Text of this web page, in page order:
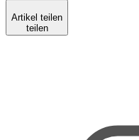
Artikel teilen
teilen